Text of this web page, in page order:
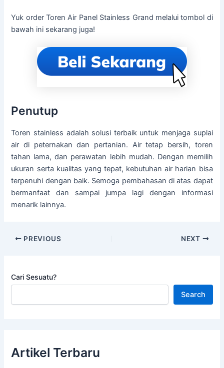
Yuk order Toren Air Panel Stainless Grand melalui tombol di
bawah ini sekarang juga!
Penutup
Toren stainless adalah solusi terbaik untuk menjaga suplai
air di peternakan dan pertanian. Air tetap bersih, toren
tahan lama, dan perawatan lebih mudah. Dengan memilih
ukuran serta kualitas yang tepat, kebutuhan air harian bisa
terpenuhi dengan baik. Semoga pembahasan di atas dapat
bermanfaat dan sampai jumpa lagi dengan informasi
menarik lainnya.
PREVIOUS NEXT
Cari Sesuatu?
Search
Artikel Terbaru